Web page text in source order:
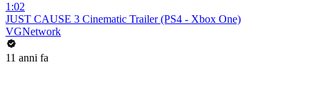
1:02
JUST CAUSE 3 Cinematic Trailer (PS4 - Xbox One)
VGNetwork
11 anni fa